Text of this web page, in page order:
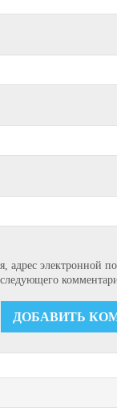
адрес электронной